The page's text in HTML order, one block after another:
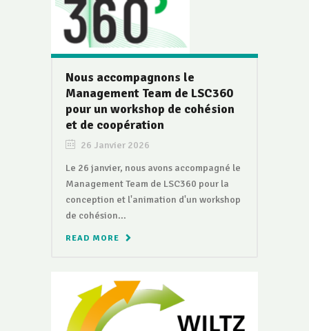
Nous accompagnons le
Management Team de LSC360
pour un workshop de cohésion
et de coopération
26 Janvier 2026
Le 26 janvier, nous avons accompagné le
Management Team de LSC360 pour la
conception et l'animation d'un workshop
de cohésion...
READ MORE